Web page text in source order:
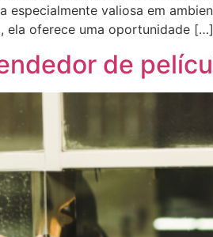
valiosa em
ela oferece uma oportunidade […]
de